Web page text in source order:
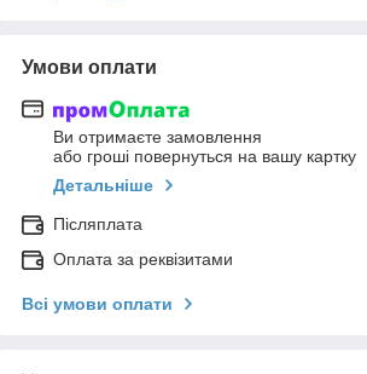
Умови оплати
Ви отримаєте замовлення
або гроші повернуться на вашу картку
Детальніше
Післяплата
Оплата за реквізитами
Всі умови оплати